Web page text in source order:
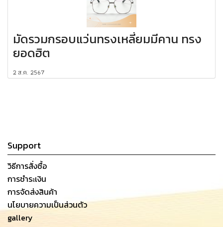
มัดรวมกรอบแว่นทรงเหลี่ยมมีคาน ทรง
ยอดฮิต
2 ส.ค. 2567
Support
วิธีการสั่งซื้อ
การชำระเงิน
การจัดส่งสินค้า
นโยบายความเป็นส่วนตัว
gallery